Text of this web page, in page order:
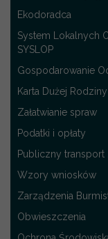
Ekodoradca
System Lokalnych
SYSLOP
Gospodarowanie
Karta Dużej Rodziny
Załatwianie spraw
Podatki i opłaty
Publiczny
Wzory wniosków
Zarządzenia
Obwieszczenia